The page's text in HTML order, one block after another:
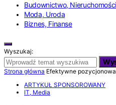
Budownictwo, Nieruchomości
Moda, Uroda
Biznes, Finanse
Wyszukaj:
Strona główna Efektywne
ARTYKUŁ SPONSOROWANY
IT, Media